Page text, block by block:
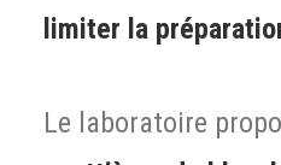
limiter la
Le laboratoire